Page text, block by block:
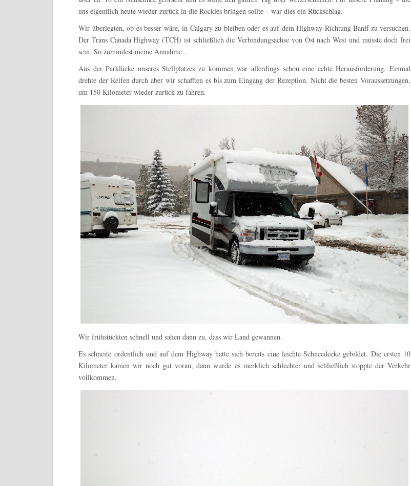
uns eigentlich heute wieder zurück in die Rockies bringen sollte – war dies ein Rückschlag.
Wir überlegten, ob es besser wäre, in Calgary zu bleiben oder es auf dem Highway Richtung Banff zu versuchen.
Der Trans Canada Highway (TCH) ist schließlich die Verbindungsachse von Ost nach West und müsste doch frei
sein. So zumindest meine Annahme…
Aus der Parklücke unseres Stellplatzes zu kommen war allerdings schon eine echte Herausforderung. Einmal
drehte der Reifen durch aber wir schafften es bis zum Eingang der Rezeption. Nicht die besten Voraussetzungen,
um 150 Kilometer wieder zurück zu fahren.
Wir frühstückten schnell und sahen dann zu, dass wir Land gewannen.
Es schneite ordentlich und auf dem Highway hatte sich bereits eine leichte Schneedecke gebildet. Die ersten 10
Kilometer kamen wir noch gut voran, dann wurde es merklich schlechter und schließlich stoppte der Verkehr
vollkommen.